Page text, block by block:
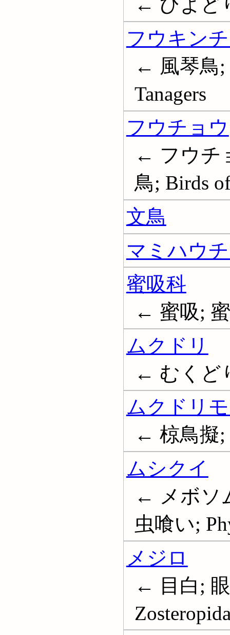
← ひよど
フウキン
← 風琴鳥;
Tanagers
フウチョウ
← フウチ
鳥; Birds
文鳥
マミハウ
蜜吸科
← 蜜吸; 蜜
ムクドリ
← むくど
ムクドリ
← 椋鳥擬;
ムシクイ
← メボソ
虫喰い;
メジロ
← 目白;